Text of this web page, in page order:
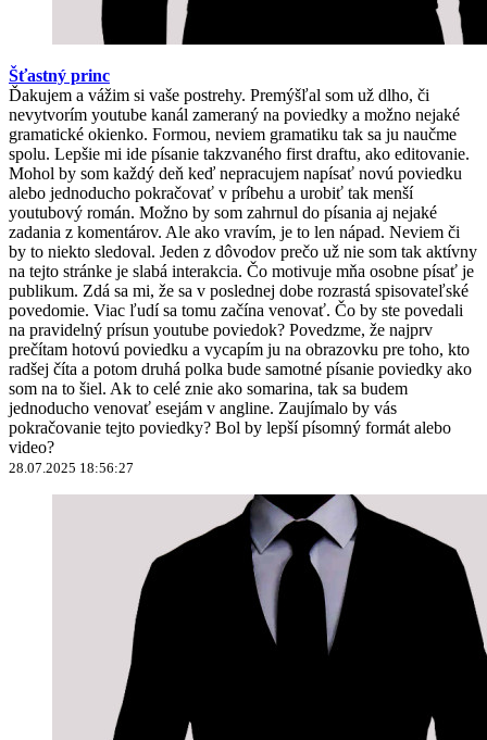
Šťastný princ
Ďakujem a vážim si vaše postrehy. Premýšľal som už dlho, či
nevytvorím youtube kanál zameraný na poviedky a možno nejaké
gramatické okienko. Formou, neviem gramatiku tak sa ju naučme
spolu. Lepšie mi ide písanie takzvaného first draftu, ako editovanie.
Mohol by som každý deň keď nepracujem napísať novú poviedku
alebo jednoducho pokračovať v príbehu a urobiť tak menší
youtubový román. Možno by som zahrnul do písania aj nejaké
zadania z komentárov. Ale ako vravím, je to len nápad. Neviem či
by to niekto sledoval. Jeden z dôvodov prečo už nie som tak aktívny
na tejto stránke je slabá interakcia. Čo motivuje mňa osobne písať je
publikum. Zdá sa mi, že sa v poslednej dobe rozrastá spisovateľské
povedomie. Viac ľudí sa tomu začína venovať. Čo by ste povedali
na pravidelný prísun youtube poviedok? Povedzme, že najprv
prečítam hotovú poviedku a vycapím ju na obrazovku pre toho, kto
radšej číta a potom druhá polka bude samotné písanie poviedky ako
som na to šiel. Ak to celé znie ako somarina, tak sa budem
jednoducho venovať esejám v angline. Zaujímalo by vás
pokračovanie tejto poviedky? Bol by lepší písomný formát alebo
video?
28.07.2025 18:56:27